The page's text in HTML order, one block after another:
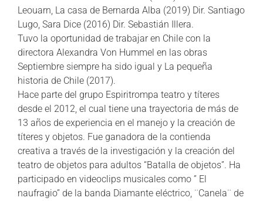
Leouarn, La casa de Bernarda Alba (2019) Dir. Santiago
Lugo, Sara Dice (2016) Dir. Sebastián Illera.
Tuvo la oportunidad de trabajar en Chile con la
directora Alexandra Von Hummel en las obras
Septiembre siempre ha sido igual y La pequeña
historia de Chile (2017).
Hace parte del grupo Espiritrompa teatro y títeres
desde el 2012, el cual tiene una trayectoria de más de
13 años de experiencia en el manejo y la creación de
títeres y objetos. Fue ganadora de la contienda
creativa a través de la investigación y la creación del
teatro de objetos para adultos “Batalla de objetos”. Ha
participado en videoclips musicales como ” El
naufragio” de la banda Diamante eléctrico, ¨Canela¨ de